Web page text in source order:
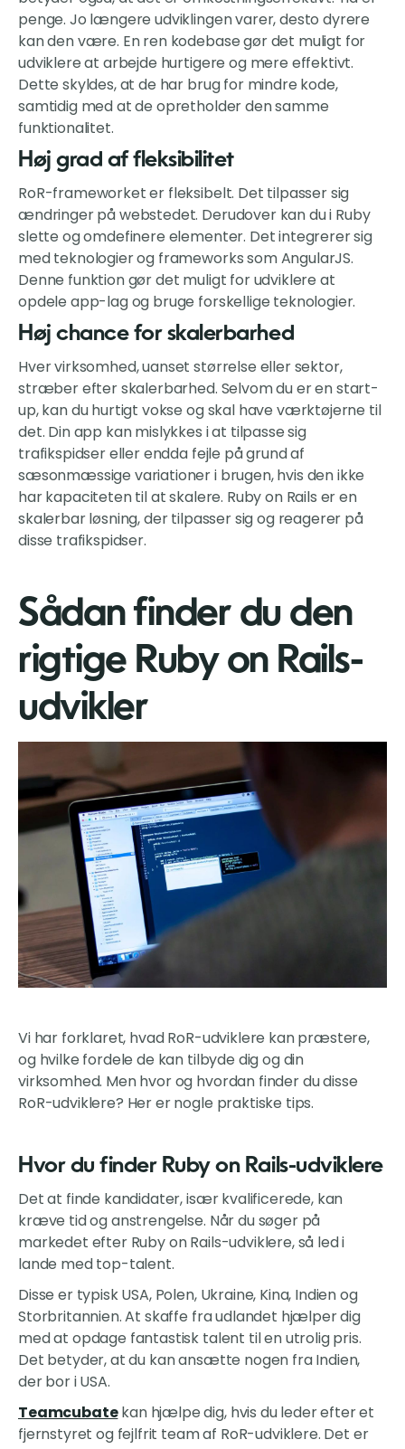
penge. Jo længere udviklingen varer, desto dyrere
kan den være. En ren kodebase gør det muligt for
udviklere at arbejde hurtigere og mere effektivt.
Dette skyldes, at de har brug for mindre kode,
samtidig med at de opretholder den samme
funktionalitet.
Høj grad af fleksibilitet
RoR-frameworket er fleksibelt. Det tilpasser sig
ændringer på webstedet. Derudover kan du i Ruby
slette og omdefinere elementer. Det integrerer sig
med teknologier og frameworks som AngularJS.
Denne funktion gør det muligt for udviklere at
opdele app-lag og bruge forskellige teknologier.
Høj chance for skalerbarhed
Hver virksomhed, uanset størrelse eller sektor,
stræber efter skalerbarhed. Selvom du er en start-
up, kan du hurtigt vokse og skal have værktøjerne til
det. Din app kan mislykkes i at tilpasse sig
trafikspidser eller endda fejle på grund af
sæsonmæssige variationer i brugen, hvis den ikke
har kapaciteten til at skalere. Ruby on Rails er en
skalerbar løsning, der tilpasser sig og reagerer på
disse trafikspidser.
Sådan finder du den
rigtige Ruby on Rails-
udvikler
Vi har forklaret, hvad RoR-udviklere kan præstere,
og hvilke fordele de kan tilbyde dig og din
virksomhed. Men hvor og hvordan finder du disse
RoR-udviklere? Her er nogle praktiske tips.
Hvor du finder Ruby on Rails-udviklere
Det at finde kandidater, især kvalificerede, kan
kræve tid og anstrengelse. Når du søger på
markedet efter Ruby on Rails-udviklere, så led i
lande med top-talent.
Disse er typisk USA, Polen, Ukraine, Kina, Indien og
Storbritannien. At skaffe fra udlandet hjælper dig
med at opdage fantastisk talent til en utrolig pris.
Det betyder, at du kan ansætte nogen fra Indien,
der bor i USA.
Teamcubatekan hjælpe dig, hvis du leder efter et
fjernstyret og fejlfrit team af RoR-udviklere. Det er